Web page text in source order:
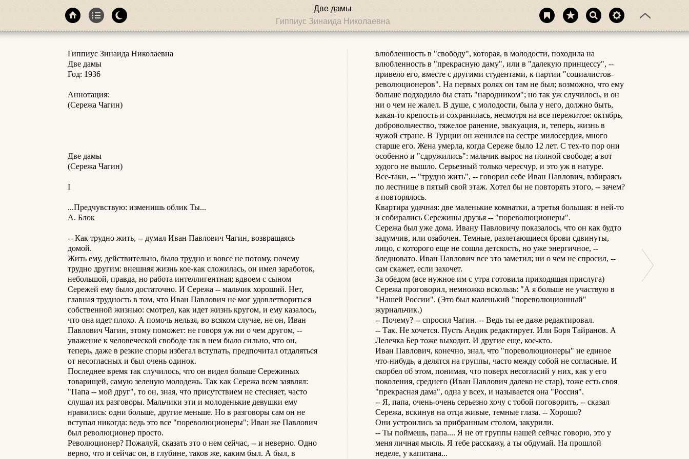
Две дамы
Гиппиус Зинаида Николаевна
Гиппиус Зинаида Николаевна
Две дамы
Год: 1936
Аннотация:
(Сережа Чагин)
Две дамы
(Сережа Чагин)
I
...Предчувствую: изменишь облик Ты...
А. Блок
-- Как трудно жить, -- думал Иван Павлович Чагин, возвращаясь
домой.
Жить ему, действительно, было трудно и вовсе не потому, почему
трудно другим: внешняя жизнь кое-как сложилась, он имел заработок,
небольшой, правда, но работа интеллигентная; вдвоем с сыном
Сережей ему было достаточно. И Сережа -- мальчик хороший. Нет,
главная трудность в том, что Иван Павлович не мог удовлетвориться
собственной жизнью: смотрел, как идет жизнь кругом, и ему казалось,
что она идет плохо. А помочь нельзя, во всяком случае, не он, Иван
Павлович Чагин, этому поможет: не говоря уж ни о чем другом, --
уважение к человеческой свободе так в нем было сильно, что он,
теперь, даже в резкие споры избегал вступать, предпочитал отдаляться
от несогласных и был очень одинок.
Последнее время так случилось, что он видел больше Сережиных
товарищей, самую зеленую молодежь. Так как Сережа всем заявлял:
"Папа -- мой друг", то он, зная, что присутствием не стесняет, часто
слушал их разговоры. Мальчики эти и молоденькие девушки ему
нравились: одни больше, другие меньше. Но в разговоры сам он не
вступал никогда: ведь это все "пореволюционеры"; Иван же Павлович
был революционер просто.
Революционер? Пожалуй, сказать это о нем сейчас, -- и неверно. Одно
верно, что и сейчас он, в глубине, таков же, каким был. А был, в
влюбленность в "свободу", которая, в молодости, походила на
влюбленность в "прекрасную даму", или в "далекую принцессу", --
привело его, вместе с другими студентами, к партии "социалистов-
революционеров". На первых ролях он там не был; возможно, что ему
больше подходило бы стать "народником"; но так уж случилось, и он
ни о чем не жалел. В душе, с молодости, была у него, должно быть,
какая-то крепость и сохранилась, несмотря на все пережитое: октябрь,
добровольчество, тяжелое ранение, эвакуация, и, теперь, жизнь в
чужой стране. В Турции он женился на сестре милосердия, много
старше его. Жена умерла, когда Сереже было 12 лет. С тех-то пор они
особенно и "сдружились": мальчик вырос на полной свободе; а вот
худого не вышло. Серьезный только чересчур, и это уж в натуре.
Все-таки, -- "трудно жить", -- говорил себе Иван Павлович, взбираясь
по лестнице в пятый свой этаж. Хотел бы не повторять этого, -- зачем?
а повторялось.
Квартира удачная: две маленькие комнатки, а третья большая: в ней-то
и собирались Сережины друзья -- "пореволюционеры".
Сережа был уже дома. Ивану Павловичу показалось, что он как будто
задумчив, или озабочен. Темные, разлетающиеся брови сдвинуты,
лицо, с которого еще не сошла детскость, но уже энергичное, --
бледновато. Иван Павлович все это заметил; ни о чем не спросил, --
сам скажет, если захочет.
За обедом (все нужное им с утра готовила приходящая прислуга)
Сережа проговорил, немножко вскользь: "А я больше не участвую в
"Нашей России". (Это был маленький "пореволюционный"
журнальчик.)
-- Почему? -- спросил Чагин. -- Ведь ты ее даже редактировал.
-- Так. Не хочется. Пусть Андик редактирует. Или Боря Тайранов. А
Лелечка Бер тоже выходит. И другие еще, кое-кто.
Иван Павлович, конечно, знал, что "пореволюционеры" не единое
что-нибудь, а делятся на группы, часто между собой не согласные. И
скорбел об этом, понимая, что поверх несогласий у них, как у его
поколения, среднего (Иван Павлович далеко не стар), тоже есть своя
"прекрасная дама", одна у всех, и называется она "Россия".
-- Я, папа, очень-очень серьезно хочу с тобой поговорить, -- сказал
Сережа, вскинув на отца живые, темные глаза. -- Хорошо?
Они устроились за прибранным столом, закурили.
-- Ты поймешь, папа.... Я не от группы нашей сейчас говорю, это у
меня личная мысль. Я тебе расскажу, а ты обдумай. На прошлой
неделе, у капитана...